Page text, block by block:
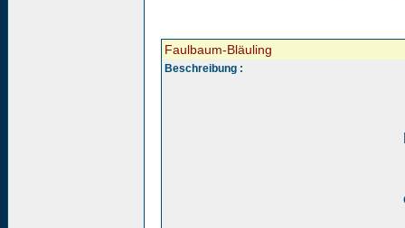
Faulbaum-Bläuling
Beschreibung :